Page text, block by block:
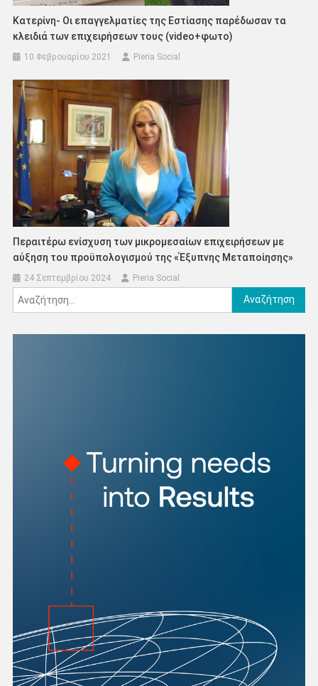
Κατερίνη- Οι επαγγελματίες της Εστίασης παρέδωσαν τα
κλειδιά των επιχειρήσεων τους (video+φωτο)
10 Φεβρουαρίου 2021 Pieria Social
Περαιτέρω ενίσχυση των μικρομεσαίων επιχειρήσεων με
αύξηση του προϋπολογισμού της «Έξυπνης Μεταποίησης»
24 Σεπτεμβρίου 2024 Pieria Social
Αναζήτηση
για: